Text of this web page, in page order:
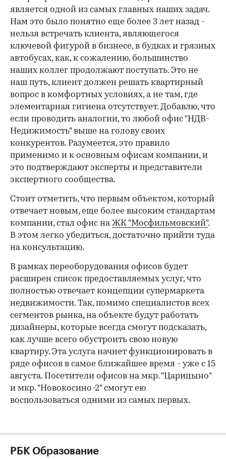
является одной из самых главных наших задач.
Нам это было понятно еще более 3 лет назад -
нельзя встречать клиента, являющегося
ключевой фигурой в бизнесе, в будках и грязных
автобусах, как, к сожалению, большинство
наших коллег продолжают поступать. Это не
наш путь, клиент должен решать квартирный
вопрос в комфортных условиях, а не там, где
элементарная гигиена отсутствует. Добавлю, что
если проводить аналогии, то любой офис "НДВ-
Недижимость" выше на голову своих
конкурентов. Разумеется, это правило
применимо и к основным офисам компании, и
это подтверждают эксперты и представители
экспертного сообщества.
Стоит отметить, что первым объектом, который
отвечает новым, еще более высоким стандартам
компании, стал офис наЖК "Мосфильмовский".
В этом легко убедиться, достаточно прийти туда
на консультацию.
В рамках переоборудования офисов будет
расширен список предоставляемых услуг, что
полностью отвечает концепции супермаркета
недвижимости. Так, помимо специалистов всех
сегментов рынка, на объекте будут работать
дизайнеры, которые всегда смогут подсказать,
как лучше всего обустроить свою новую
квартиру. Эта услуга начнет функционировать в
ряде офисов в самое ближайшее время - уже с 15
августа. Посетители офисов на мкр. "Царицыно"
и мкр. "Новокосино-2" смогут ею
воспользоваться одними из самых первых.
РБК Образование